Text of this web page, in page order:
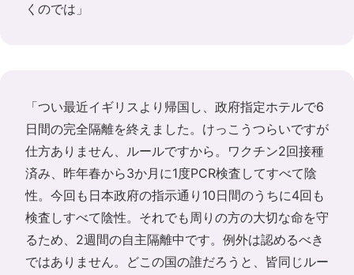
くのでは」
「つい最近イギリスより帰国し、政府指定ホテルで6
日間の完全隔離を終えました。けっこうつらいですが
仕方ありません、ルールですから。ワクチン2回接種
済み、昨年春から3か月に1度PCR検査してすべて陰
性。今回も日本政府の指示通り10日間のうちに4回も
検査しすべて陰性。それでも周りの方の大切な命を守
るため、2週間の自主隔離中です。例外は認めるべき
ではありません。どこの国の誰だろうと、皆同じルー